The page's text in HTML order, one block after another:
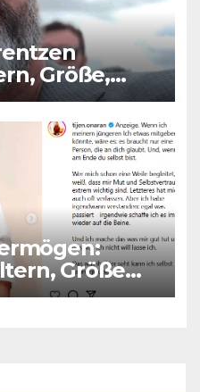
Größe,
Größe